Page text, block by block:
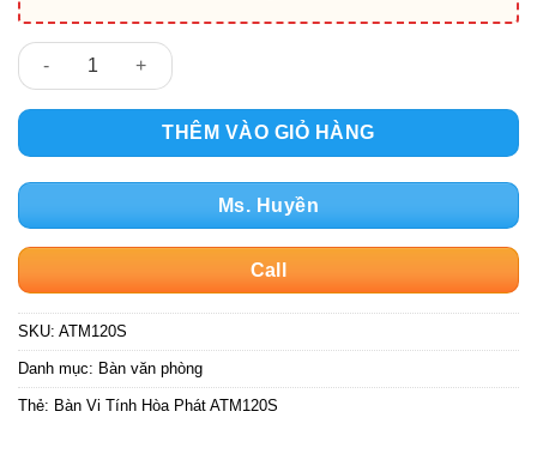
Bàn Vi Tính Hòa Phát ATM120S số lượng
THÊM VÀO GIỎ HÀNG
Ms. Huyền
Call
SKU: ATM120S
Danh mục: Bàn văn phòng
Thẻ: Bàn Vi Tính Hòa Phát ATM120S